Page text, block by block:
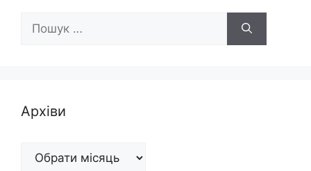
Архіви
Архіви